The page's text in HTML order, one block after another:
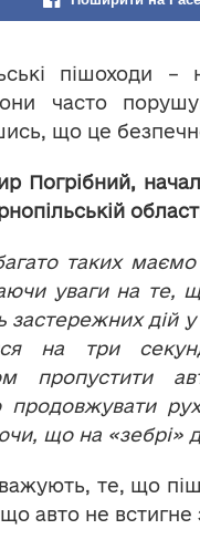
пішоходи –
часто
що це
Погрібний,
таких маємо
уваги на те,
застережних дій
на три
пропустити
продовжувати
що на «зебрі»
те, що
авто не встигне